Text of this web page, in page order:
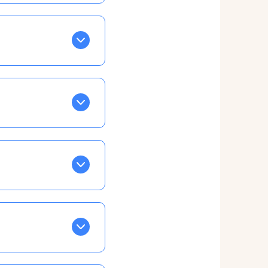
Tapez sur celle
EN VERT
la semaine, mais
ainsi vous
taux horaire
confirmations par
ce qui ne vous
à cet effet